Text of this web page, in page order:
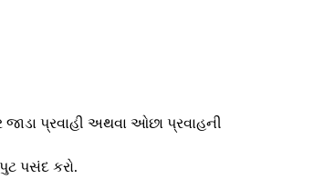
પ્રવાહી અથવા ઓછા પ્રવાહની
પસંદ કરો.